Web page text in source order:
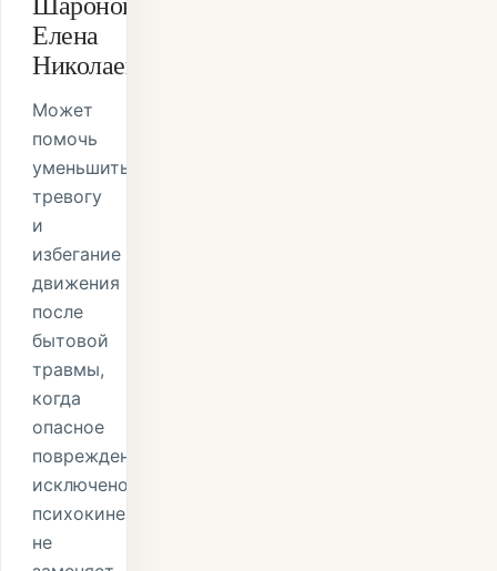
Елена
Николаевна
Может
помочь
уменьшить
тревогу
и
избегание
движения
после
бытовой
травмы,
когда
опасное
повреждение
исключено;
психокинезиология
не